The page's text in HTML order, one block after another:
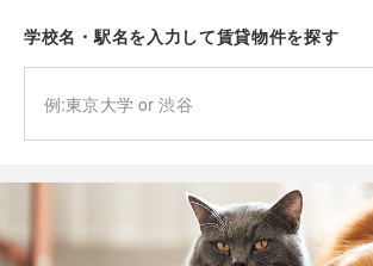
学校名・駅名を入力して賃貸物件を探す